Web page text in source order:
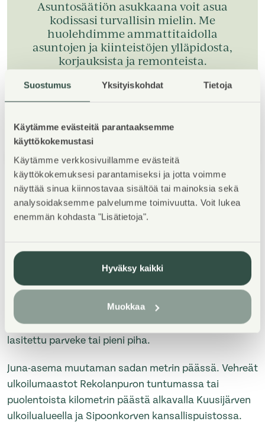
Suostumus Yksityiskohdat Tietoja
Käytämme evästeitä parantaaksemme
käyttökokemustasi
Käytämme verkkosivuillamme evästeitä
käyttökokemuksesi parantamiseksi ja jotta voimme
näyttää sinua kiinnostavaa sisältöä tai mainoksia sekä
analysoidaksemme palvelumme toimivuutta. Voit lukea
enemmän kohdasta "Lisätietoja".
Hyväksy kaikki
Muokkaa
Asuntosäätiön asukkaana voit asua
kodissasi turvallisin mielin. Me
huolehdimme ammattitaidolla
asuntojen ja kiinteistöjen ylläpidosta,
korjauksista ja remonteista.
1/5
Property Introduction
Kodikas, punatiilinen kerrostalokohde palveluiden
lähellä. Asunnot ovat 2-3 huoneen ja erillisen keittiön
huoneistoja, joissa on oma sauna. Osassa asuntoja
lasitettu parveke tai pieni piha.
Juna-asema muutaman sadan metrin päässä. Vehreät
ulkoilumaastot Rekolanpuron tuntumassa tai
puolentoista kilometrin päästä alkavalla Kuusijärven
ulkoilualueella ja Sipoonkorven kansallispuistossa.